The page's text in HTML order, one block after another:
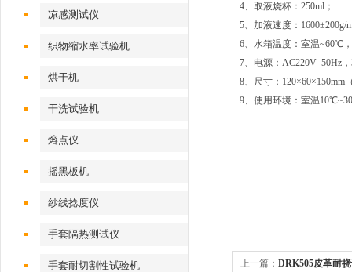
凉感测试仪
织物缩水率试验机
烘干机
干洗试验机
熔点仪
摇黑板机
纱线捻度仪
手套隔热测试仪
手套耐切割性试验机
4、取液烧杯：250ml；
5、加液速度：1600±200g/
6、水箱温度：室温~60℃
7、电源：AC220V 50Hz，
8、尺寸：120×60×150mm
9、使用环境：室温
上一篇： DRK505皮革耐